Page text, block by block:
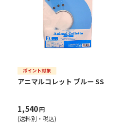
アニマルコレット ブルー SS
1,540円
(送料別・税込)